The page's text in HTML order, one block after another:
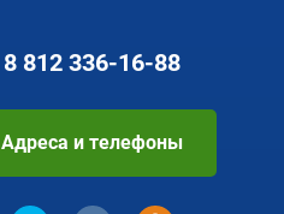
8 812 336-16-88
Адреса и телефоны